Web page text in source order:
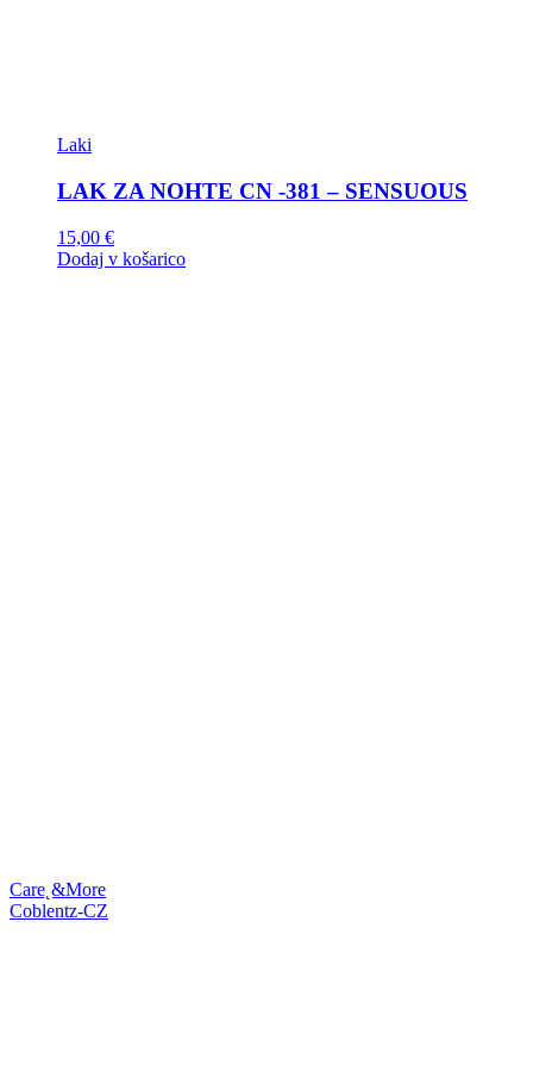
Laki
LAK ZA NOHTE CN -381 – SENSUOUS
15,00 €
Dodaj v košarico
Care˛&More
Coblentz-CZ